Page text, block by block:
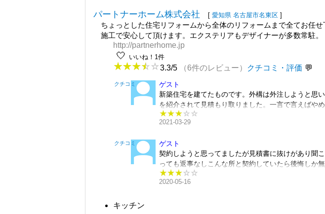
パートナーホーム株式会社 [ 愛知県 名古屋市名東区 ]
ちょっとした住宅リフォームから全体のリフォームまで全てお任
施工で安心して頂けます。エクステリアもデザイナーが多数常駐。
http://partnerhome.jp
🤍 いいね！1件
3.3/5 （6件のレビュー） クチコミ・評価
クチコミ
ゲスト
新築住宅を建てたものです。外構は外注しようと思
を紹介されて見積もり取りました。一言で言えばや
ンクリートブロックは積んであるからいらないとい
見積もりに入れられて指摘するまで気づかない。ぼ
悪口が多い。自分のところで契約してもらいたいか
て自分を上げるのではなく、自分たちの強みだけ言
させてもらった時は、完全に無視。こちらもヒアリ
事とは言え、お断りさせてもらうのは時間も取られ
2021-03-29
クチコミ
ゲスト
契約しようと思ってましたが見積書に抜けがあり聞
っても返事なしこんな所と契約していたら後悔しか
2020-05-16
キッチン